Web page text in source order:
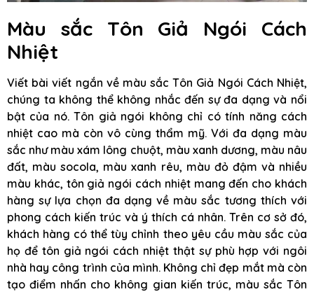
Màu sắc Tôn Giả Ngói Cách
Nhiệt
Viết bài viết ngắn về màu sắc Tôn Giả Ngói Cách Nhiệt,
chúng ta không thể không nhắc đến sự đa dạng và nổi
bật của nó. Tôn giả ngói không chỉ có tính năng cách
nhiệt cao mà còn vô cùng thẩm mỹ. Với đa dạng màu
sắc như màu xám lông chuột, màu xanh dương, màu nâu
đất, màu socola, màu xanh rêu, màu đỏ đậm và nhiều
màu khác, tôn giả ngói cách nhiệt mang đến cho khách
hàng sự lựa chọn đa dạng về màu sắc tương thích với
phong cách kiến trúc và ý thích cá nhân. Trên cơ sở đó,
khách hàng có thể tùy chỉnh theo yêu cầu màu sắc của
họ để tôn giả ngói cách nhiệt thật sự phù hợp với ngôi
nhà hay công trình của mình. Không chỉ đẹp mắt mà còn
tạo điểm nhấn cho không gian kiến trúc, màu sắc Tôn